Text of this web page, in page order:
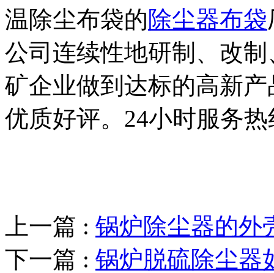
温除尘布袋的除尘器布袋
公司连续性地研制、改
矿企业做到达标的高新
优质好评。24小时服务热
上一篇 : 锅炉除尘器的外
下一篇 : 锅炉脱硫除尘器